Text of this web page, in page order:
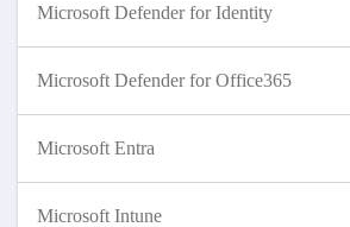
Microsoft Defender for Identity
Microsoft Defender for Office365
Microsoft Entra
Microsoft Intune